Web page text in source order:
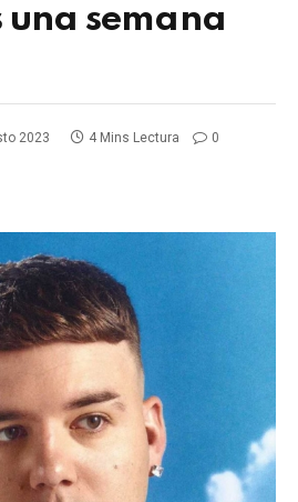
una semana
2023 4 Mins Lectura 0